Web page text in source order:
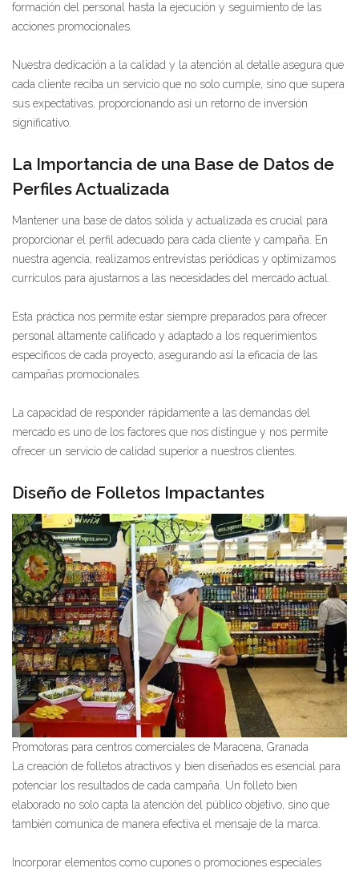
formación del personal hasta la ejecución y seguimiento de las
acciones promocionales.
Nuestra dedicación a la calidad y la atención al detalle asegura que
cada cliente reciba un servicio que no solo cumple, sino que supera
sus expectativas, proporcionando así un retorno de inversión
significativo.
La Importancia de una Base de Datos de
Perfiles Actualizada
Mantener una base de datos sólida y actualizada es crucial para
proporcionar el perfil adecuado para cada cliente y campaña. En
nuestra agencia, realizamos entrevistas periódicas y optimizamos
currículos para ajustarnos a las necesidades del mercado actual.
Esta práctica nos permite estar siempre preparados para ofrecer
personal altamente calificado y adaptado a los requerimientos
específicos de cada proyecto, asegurando así la eficacia de las
campañas promocionales.
La capacidad de responder rápidamente a las demandas del
mercado es uno de los factores que nos distingue y nos permite
ofrecer un servicio de calidad superior a nuestros clientes.
Diseño de Folletos Impactantes
Promotoras para centros comerciales de Maracena, Granada
La creación de folletos atractivos y bien diseñados es esencial para
potenciar los resultados de cada campaña. Un folleto bien
elaborado no solo capta la atención del público objetivo, sino que
también comunica de manera efectiva el mensaje de la marca.
Incorporar elementos como cupones o promociones especiales